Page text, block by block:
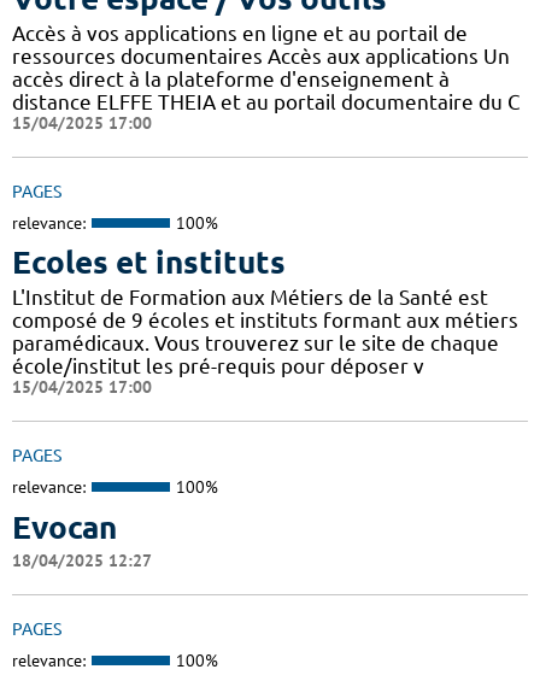
Accès à vos applications en ligne et au portail de
ressources documentaires Accès aux applications Un
accès direct à la plateforme d'enseignement à
distance ELFFE THEIA et au portail documentaire du C
15/04/2025 17:00
PAGES
relevance: 100%
Ecoles et instituts
L'Institut de Formation aux Métiers de la Santé est
composé de 9 écoles et instituts formant aux métiers
paramédicaux. Vous trouverez sur le site de chaque
école/institut les pré-requis pour déposer v
15/04/2025 17:00
PAGES
relevance: 100%
Evocan
18/04/2025 12:27
PAGES
relevance: 100%